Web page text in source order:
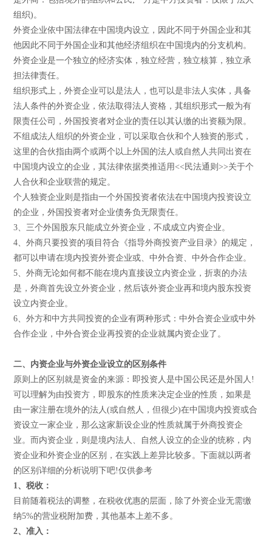
组织)。
外资企业依中国法律在中国境内设立，因此不同于外国企业和其
他因此不同于外国企业和其他经济组织在中国境内的分支机构。
外资企业是一个独立的经济实体，独立经营，独立核算，独立承
担法律责任。
组织形式上，外资企业可以是法人，也可以是非法人实体，具备
法人条件的外资企业，依法取得法人资格，其组织形式一般为有
限责任公司，外国投资者对企业的责任以其认缴的出资额为限。
不组成法人组织的外资企业，可以采取合伙和个人独资的形式，
这里的合伙指由两个或两个以上外国的法人或自然人共同出资在
中国境内设立的企业，其法律依据类推适用<<民法通则>>关于个
人合伙和企业联营的规定。
个人独资企业则是指由一个外国投资者依法在中国境内投资设立
的企业，外国投资者对企业债务负无限责任。
3、三个外国股东只能成立外资企业，不成成立内资企业。
4、外商只要投资的项目符合《指导外商投资产业目录》的规定，
都可以申请在境内投资外资企业或、中外合资、中外合作企业。
5、外商无论如何都不能在境内直接设立内资企业，折衷的办法
是，外商首先设立外资企业，然后该外资企业再和境内股东投资
设立内资企业。
6、外方和中方共同投资的企业有两种形式：中外合资企业或中外
合作企业，中外合资企业再投资的企业就属内资企业了。
二、内资企业与外资企业设立的区别条件
原则上的区别就是资金的来源：即投资人是中国公民还是外国人!
可以理解为由投资方，即股东的性质来决定企业的性质，如果是
由一家注册在境外的法人(或自然人，但很少)在中国境内投资或合
资设立一家企业，那么这家新设企业的性质就属于外商投资企
业。而内资企业，则是境内法人、自然人设立的企业的统称，内
资企业和外资企业的区别，在实践上差异比较多。下面就以两者
的区别详细的分析说明下吧!仅供参考
1、税收：
目前随着税法的调整，在税收优惠的层面，除了外资企业无需缴
纳5%的营业税附加费，其他基本上差不多。
2、准入：